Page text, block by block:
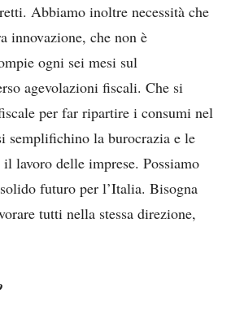
Abbiamo inoltre necessità che
innovazione, che non è
ogni sei mesi sul
agevolazioni fiscali. Che si
per far ripartire i consumi nel
semplifichino la burocrazia e le
lavoro delle imprese. Possiamo
futuro per l’Italia. Bisogna
tutti nella stessa direzione,